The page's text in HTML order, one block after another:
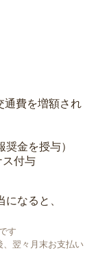
費を増額され
金を授与）
ス付与
なると、
す
翌々月末お支払い